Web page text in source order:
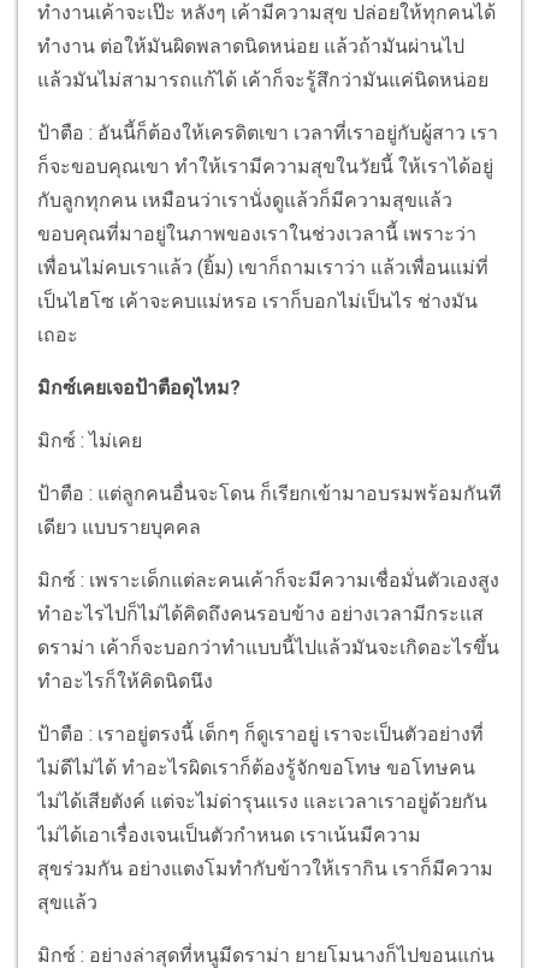
ทำงานเค้าจะเป๊ะ หลังๆ เค้ามีความสุข ปล่อยให้ทุกคนได้
ทำงาน ต่อให้มันผิดพลาดนิดหน่อย แล้วถ้ามันผ่านไป
แล้วมันไม่สามารถแก้ได้ เค้าก็จะรู้สึกว่ามันแค่นิดหน่อย
ป้าตือ : อันนี้ก็ต้องให้เครดิตเขา เวลาที่เราอยู่กับผู้สาว เรา
ก็จะขอบคุณเขา ทำให้เรามีความสุขในวัยนี้ ให้เราได้อยู่
กับลูกทุกคน เหมือนว่าเรานั่งดูแล้วก็มีความสุขแล้ว
ขอบคุณที่มาอยู่ในภาพของเราในช่วงเวลานี้ เพราะว่า
เพื่อนไม่คบเราแล้ว (ยิ้ม) เขาก็ถามเราว่า แล้วเพื่อนแม่ที่
เป็นไฮโซ เค้าจะคบแม่หรอ เราก็บอกไม่เป็นไร ช่างมัน
เถอะ
มิกซ์เคยเจอป้าตือดุไหม?
มิกซ์ : ไม่เคย
ป้าตือ : แต่ลูกคนอื่นจะโดน ก็เรียกเข้ามาอบรมพร้อมกันที
เดียว แบบรายบุคคล
มิกซ์ : เพราะเด็กแต่ละคนเค้าก็จะมีความเชื่อมั่นตัวเองสูง
ทำอะไรไปก็ไม่ได้คิดถึงคนรอบข้าง อย่างเวลามีกระแส
ดราม่า เค้าก็จะบอกว่าทำแบบนี้ไปแล้วมันจะเกิดอะไรขึ้น
ทำอะไรก็ให้คิดนิดนึง
ป้าตือ : เราอยู่ตรงนี้ เด็กๆ ก็ดูเราอยู่ เราจะเป็นตัวอย่างที่
ไม่ดีไม่ได้ ทำอะไรผิดเราก็ต้องรู้จักขอโทษ ขอโทษคน
ไม่ได้เสียตังค์ แต่จะไม่ด่ารุนแรง และเวลาเราอยู่ด้วยกัน
ไม่ได้เอาเรื่องเจนเป็นตัวกำหนด เราเน้นมีความ
สุขร่วมกัน อย่างแตงโมทำกับข้าวให้เรากิน เราก็มีความ
สุขแล้ว
มิกซ์ : อย่างล่าสุดที่หนูมีดราม่า ยายโมนางก็ไปขอนแก่น